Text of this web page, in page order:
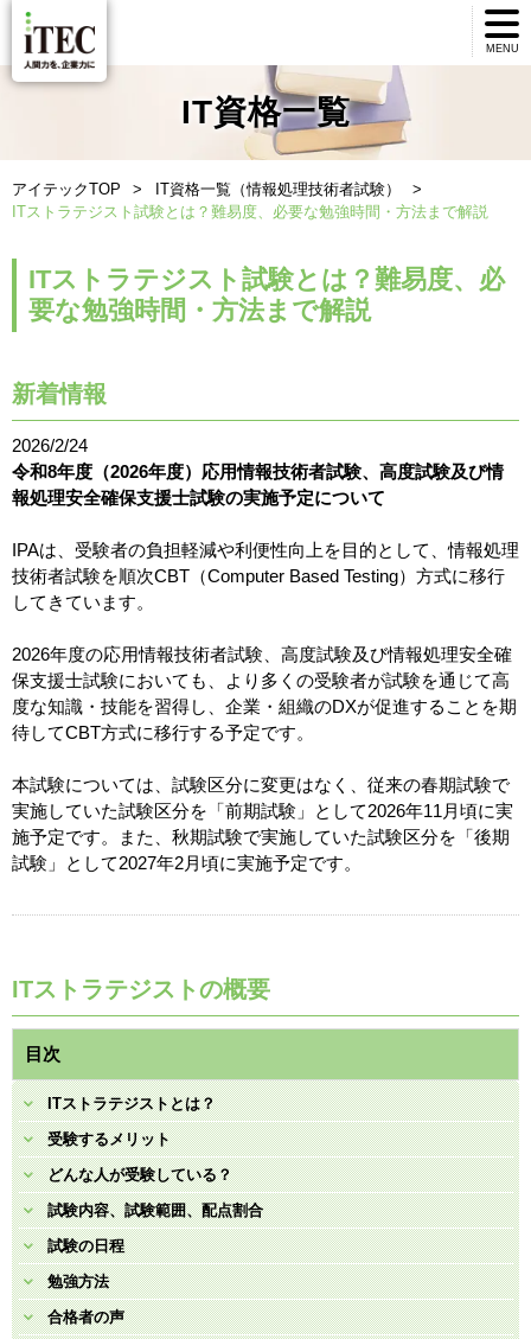
MENU
IT資格一覧
アイテックTOP
IT資格一覧（情報処理技術者試験）
ITストラテジスト試験とは？難易度、必要な勉強時間・方法まで解説
ITストラテジスト試験とは？難易度、必
要な勉強時間・方法まで解説
新着情報
2026/2/24
令和8年度（2026年度）応用情報技術者試験、高度試験及び情
報処理安全確保支援士試験の実施予定について
IPAは、受験者の負担軽減や利便性向上を目的として、情報処理
技術者試験を順次CBT（Computer Based Testing）方式に移行
してきています。
2026年度の応用情報技術者試験、高度試験及び情報処理安全確
保支援士試験においても、より多くの受験者が試験を通じて高
度な知識・技能を習得し、企業・組織のDXが促進することを期
待してCBT方式に移行する予定です。
本試験については、試験区分に変更はなく、従来の春期試験で
実施していた試験区分を「前期試験」として2026年11月頃に実
施予定です。また、秋期試験で実施していた試験区分を「後期
試験」として2027年2月頃に実施予定です。
ITストラテジストの概要
目次
ITストラテジストとは？
受験するメリット
どんな人が受験している？
試験内容、試験範囲、配点割合
試験の日程
勉強方法
合格者の声